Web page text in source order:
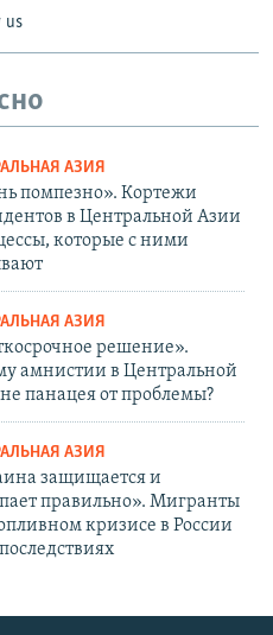
us
АЗИЯ
помпезно». Кортежи
в Центральной Азии
которые с ними
АЗИЯ
решение».
амнистии в Центральной
панацея от проблемы?
АЗИЯ
защищается и
правильно». Мигранты
кризисе в России